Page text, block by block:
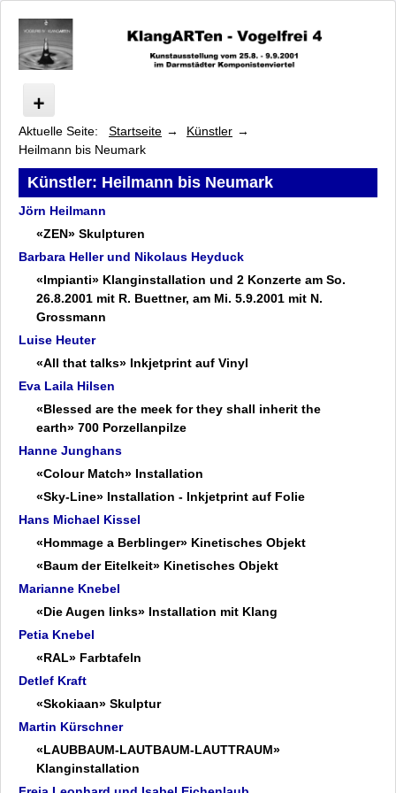
Vogelfrei
Programm
Künstler
Arsem bis Franke-Schafarczyk
Jörn Heilmann
Luise Heuter
Petia Knebel
Arkad Mandrisch
Devora Neumark
Oellers bis Zeidler
Fakten
Archiv
Datenschutz
Impressum
Aktuelle Seite: Startseite
Künstler
Heilmann bis Neumark
Künstler: Heilmann bis Neumark
Jörn Heilmann
«ZEN» Skulpturen
Barbara Heller und Nikolaus Heyduck
«Impianti» Klanginstallation und 2 Konzerte am So.
26.8.2001 mit R. Buettner, am Mi. 5.9.2001 mit N.
Grossmann
Luise Heuter
«All that talks» Inkjetprint auf Vinyl
Eva Laila Hilsen
«Blessed are the meek for they shall inherit the
earth» 700 Porzellanpilze
Hanne Junghans
«Colour Match» Installation
«Sky-Line» Installation - Inkjetprint auf Folie
Hans Michael Kissel
«Hommage a Berblinger» Kinetisches Objekt
«Baum der Eitelkeit» Kinetisches Objekt
Marianne Knebel
«Die Augen links» Installation mit Klang
Petia Knebel
«RAL» Farbtafeln
Detlef Kraft
«Skokiaan» Skulptur
Martin Kürschner
«LAUBBAUM-LAUTBAUM-LAUTTRAUM»
Klanginstallation